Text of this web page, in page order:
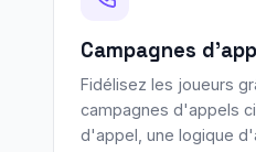
Campagnes
Fidélisez les joueurs
campagnes d'appels
d'appel, une logique